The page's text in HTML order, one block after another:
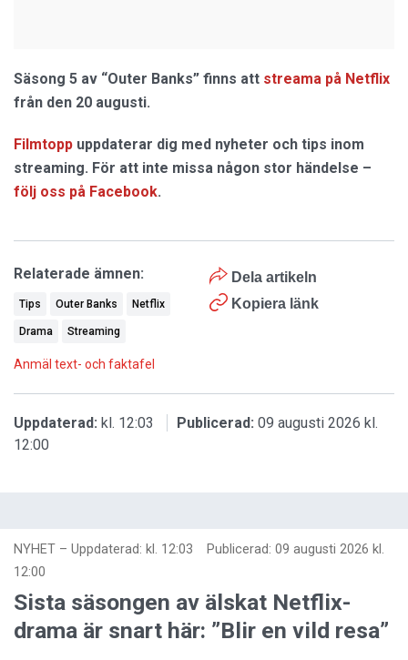
Säsong 5 av “Outer Banks” finns att streama på Netflix
från den 20 augusti.
Filmtopp uppdaterar dig med nyheter och tips inom
streaming. För att inte missa någon stor händelse –
följ oss på Facebook.
Dela artikeln
Kopiera länk
Relaterade ämnen:
Tips Outer Banks Netflix
Drama Streaming
Anmäl text- och faktafel
Uppdaterad: kl. 12:03 Publicerad: 09 augusti 2026 kl.
12:00
NYHET – Uppdaterad: kl. 12:03 Publicerad: 09 augusti 2026 kl.
12:00
Sista säsongen av älskat Netflix-
drama är snart här: ”Blir en vild resa”